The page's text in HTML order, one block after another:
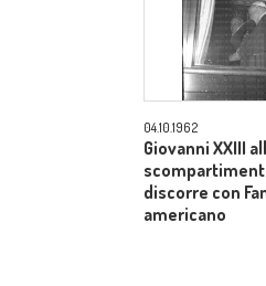
04.10.1962
Giovanni XXIII
discorre con
americano